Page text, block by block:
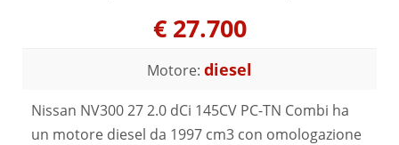
€ 27.700
Motore: diesel
Nissan NV300 27 2.0 dCi 145CV PC-TN Combi ha
un motore diesel da 1997 cm3 con omologazione